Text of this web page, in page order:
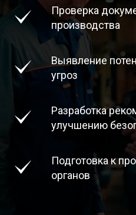
Проверка
производства
Выявление
угроз
Разработка
улучшению
Подготовка к
органов